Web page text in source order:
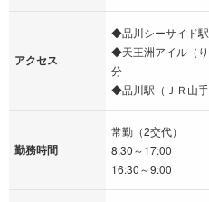
アクセス
◆品川シーサイド
◆天王洲アイル（
分
◆品川駅（ＪＲ山
勤務時間
常勤（2交代）
8:30～17:00
16:30～9:00